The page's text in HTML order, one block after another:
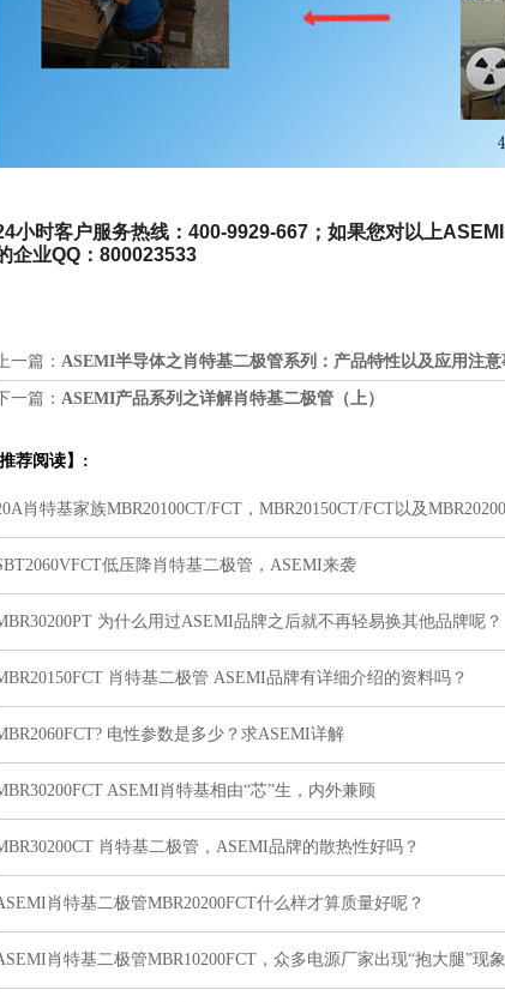
小时客户服务热线：400-9929-667；如果您对以上
企业QQ：800023533
一篇： ASEMI半导体之肖特基二极管系列：产品特性以及应用注意
一篇： ASEMI产品系列之详解肖特基二极管（上）
推荐阅读】:
肖特基家族MBR20100CT/FCT，MBR20150CT/FCT以及
战斗！ 低压降肖特基二极管，ASEMI来袭
为什么用过ASEMI品牌之后就不再轻易换其他品牌呢？
肖特基二极管 ASEMI品牌有详细介绍的资料吗？
电性参数是多少？求ASEMI详解
ASEMI肖特基相由“芯”生，内外兼顾
肖特基二极管，ASEMI品牌的散热性好吗？
肖特基二极管MBR20200FCT什么样才算质量好呢？
肖特基二极管MBR10200FCT，众多电源厂家出现“抱大腿”现象